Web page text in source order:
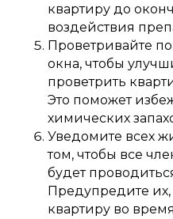
квартиру до
воздействия
Проветривайте
окна, чтобы
проветрить
Это поможет
химических
Уведомите всех
том, чтобы все
будет
Предупредите
квартиру во